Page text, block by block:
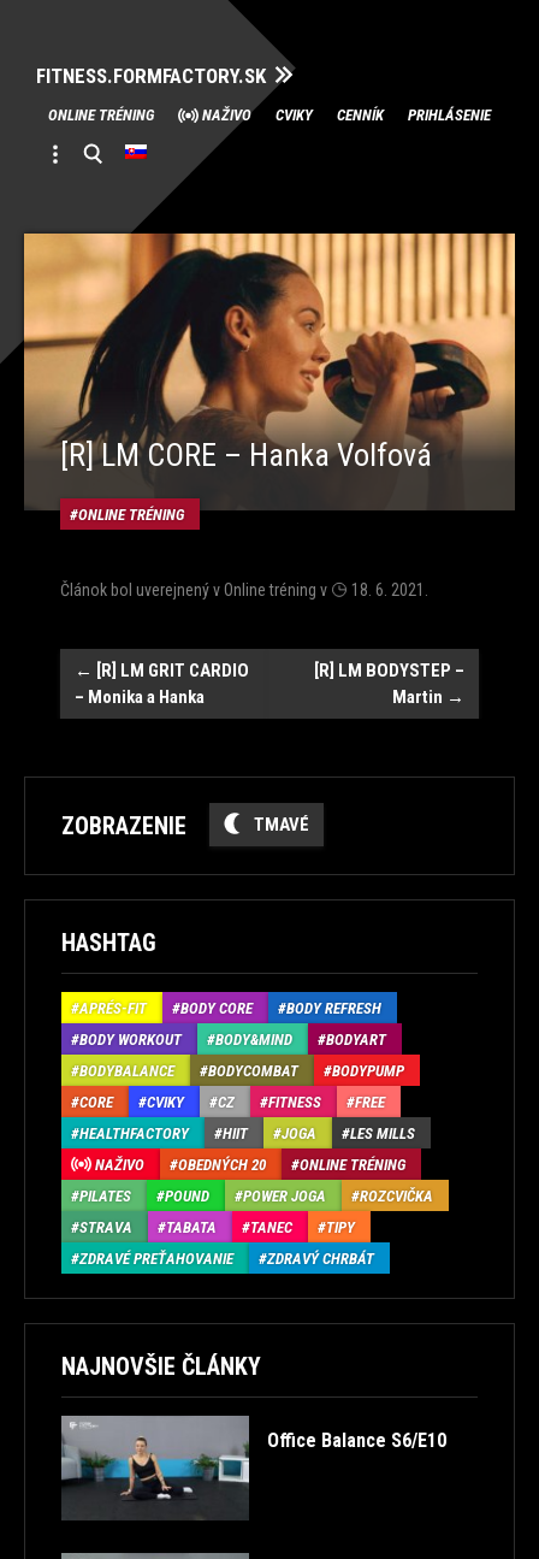
FITNESS.FORMFACTORY.SK
Skip
to
content
ONLINE TRÉNING NAŽIVO CVIKY CENNÍK PRIHLÁSENIE
[R] LM CORE – Hanka Volfová
ONLINE TRÉNING
Článok bol uverejnený vOnline tréning v 18. 6. 2021
Post
navigation
← [R] LM GRIT CARDIO
– Monika a Hanka
[R] LM BODYSTEP –
Martin →
ZOBRAZENIE TMAVÉ
HASHTAG
APRÉS-FIT BODY CORE
BODY REFRESH
BODY WORKOUT
BODY&MIND
BODYART
BODYBALANCE
BODYCOMBAT
BODYPUMP
CORE
CVIKY CZ FITNESS
FREE
HEALTHFACTORY
HIIT JOGA
LES MILLS
NAŽIVO
OBEDNÝCH 20
ONLINE TRÉNING
PILATES
POUND POWER JOGA
ROZCVIČKA
STRAVA
TABATA TANEC
TIPY
ZDRAVÉ PREŤAHOVANIE
ZDRAVÝ CHRBÁT
NAJNOVŠIE ČLÁNKY
Office Balance S6/E10